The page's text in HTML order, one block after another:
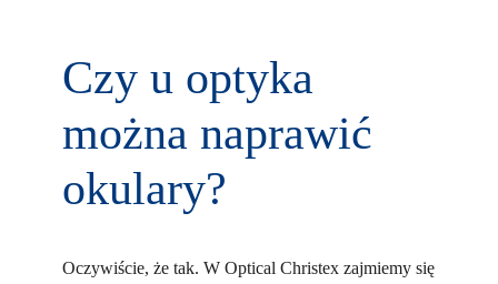
Czy u optyka
można naprawić
okulary?
Oczywiście, że tak. W Optical Christex zajmiemy się